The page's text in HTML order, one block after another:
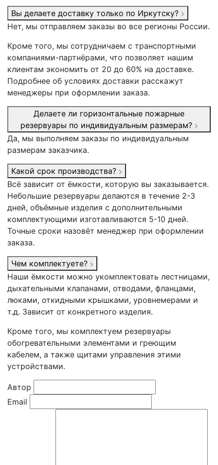
Вы делаете доставку только по Иркутску?
Нет, мы отправляем заказы во все регионы России.
Кроме того, мы сотрудничаем с транспортными
компаниями-партнёрами, что позволяет нашим
клиентам экономить от 20 до 60% на доставке.
Подробнее об условиях доставки расскажут
менеджеры при оформлении заказа.
Делаете ли горизонтальные пожарные
резервуары по индивидуальным размерам?
Да, мы выполняем заказы по индивидуальным
размерам заказчика.
Какой срок производства?
Всё зависит от ёмкости, которую вы заказывается.
Небольшие резервуары делаются в течение 2-3
дней, объёмные изделия с дополнительными
комплектующими изготавливаются 5-10 дней.
Точные сроки назовёт менеджер при оформлении
заказа.
Чем комплектуете?
Наши ёмкости можно укомплектовать лестницами,
дыхательными клапанами, отводами, фланцами,
люками, откидными крышками, уровнемерами и
т.д. Зависит от конкретного изделия.
Кроме того, мы комплектуем резервуары
обогревательными элементами и греющим
кабелем, а также щитами управления этими
устройствами.
Автор
Email